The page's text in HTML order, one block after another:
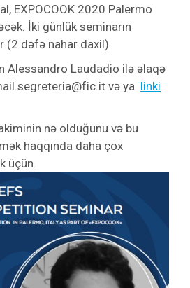
EXPOCOOK 2020 Palermo
İki günlük seminarın
(2 dəfə nahar daxil).
Alessandro Laudadio ilə əlaqə
və ya linki
nə olduğunu və bu
haqqında daha çox
üçün.